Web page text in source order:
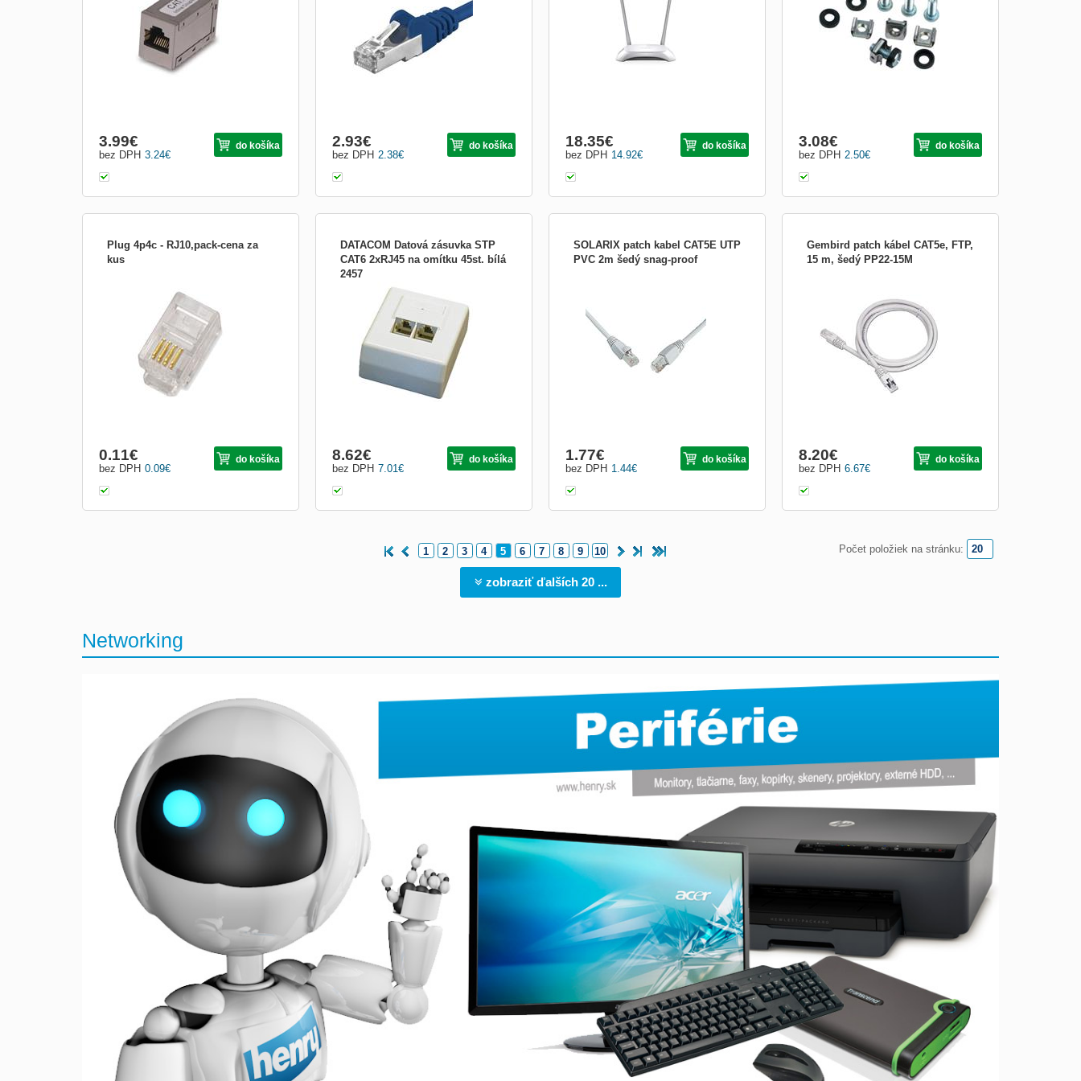
prenosové protokoly vč. 10Gigabit
ethernetu.
3.24€
bez DPH
3.99€ do košíka
Mbit) - stínění: S/FTP, PIMF každý pár je
stíněný zvlášť folií, celek stíněn opletením
- struktura kabelu...
2.38€
bez DPH
2.93€ do košíka
14.92€
bez DPH
18.35€ do košíka
plastové podložky
2.50€
bez DPH
3.08€ do košíka
Plug 4p4c - RJ10,pack-cena za
kus
0.09€
bez DPH
0.11€ do košíka
DATACOM Datová zásuvka STP
CAT6 2xRJ45 na omítku 45st. bílá
2457
UTP dvojzásuvka pod omítku Cat. 6
7.01€
bez DPH
8.62€ do košíka
SOLARIX patch kabel CAT5E UTP
PVC 2m šedý snag-proof
nabízí kvalitní patch kabely, které se
vyznačují výbornými přenosovými
vlastnostmi, spolehlivostí a dlouhou
životností i při zvýšeném namáhání. Patch
1.44€
bez DPH
1.77€ do košíka
Gembird patch kábel CAT5e, FTP,
15 m, šedý PP22-15M
výrobce: http://www.gmb.nl/item.aspx?
id=4531 Více informací naleznete také v
datasheetu (záložka download)
6.67€
bez DPH
8.20€ do košíka
Počet položiek na stránku:
1 2 3 4 5 6 7 8 9 10
zobraziť ďalších 20 ...
Networking